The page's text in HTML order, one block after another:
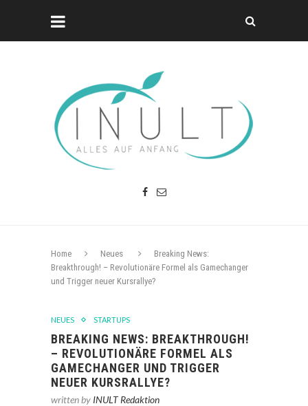
Home Neues
Breaking News:
Breakthrough! – Revolutionäre Formel als Gamechanger
und Trigger neuer Kursrallye?
NEUES STARTUPS
BREAKING NEWS: BREAKTHROUGH!
– REVOLUTIONÄRE FORMEL ALS
GAMECHANGER UND TRIGGER
NEUER KURSRALLYE?
written by INULT Redaktion